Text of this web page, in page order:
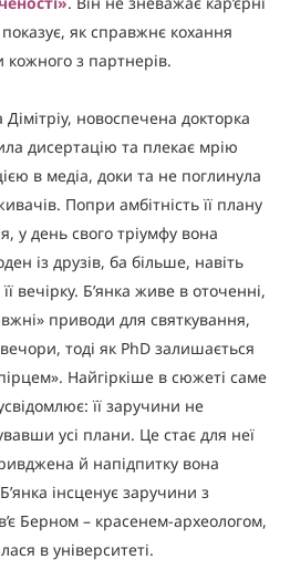
як справжнє кохання
кожного з партнерів.
Дімітріу, новоспечена докторка
дисертацію та плекає мрію
в медіа, доки та не поглинула
Попри амбітність її плану
у день свого тріумфу вона
із друзів, ба більше, навіть
вечірку. Б’янка живе в оточенні,
приводи для святкування,
тоді як PhD залишається
Найгіркіше в сюжеті саме
її заручини не
усі плани. Це стає для неї
й напідпитку вона
інсценує заручини з
Берном – красенем-археологом,
в університеті.